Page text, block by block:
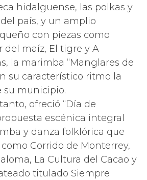
hidalguense, las polkas y
país, y un amplio
con piezas como
del maíz, El tigre y A
la marimba “Manglares de
su característico ritmo la
su municipio.
ofreció “Día de
escénica integral
y danza folklórica que
Corrido de Monterrey,
La Cultura del Cacao y
titulado Siempre